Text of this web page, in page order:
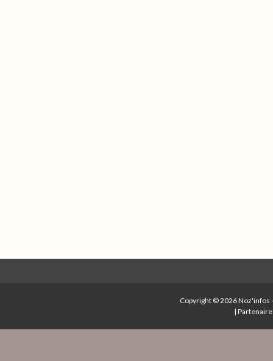
Copyright © 2026Noz'infos
|